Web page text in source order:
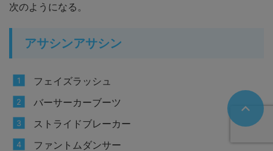
次のようになる。
アサシンアサシン
フェイズラッシュ
バーサーカーブーツ
ストライドブレーカー
ファントムダンサー